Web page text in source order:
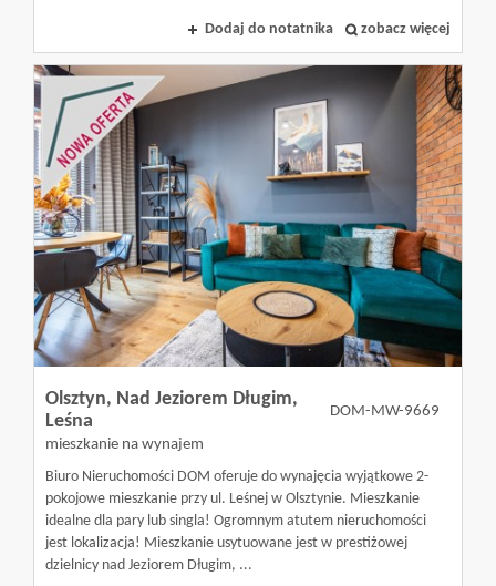
Dodaj do notatnika zobacz więcej
Olsztyn, Nad Jeziorem Długim,
Leśna
mieszkanie na wynajem
DOM-MW-9669
Biuro Nieruchomości DOM oferuje do wynajęcia wyjątkowe 2-
pokojowe mieszkanie przy ul. Leśnej w Olsztynie. Mieszkanie
idealne dla pary lub singla! Ogromnym atutem nieruchomości
jest lokalizacja! Mieszkanie usytuowane jest w prestiżowej
dzielnicy nad Jeziorem Długim, ...